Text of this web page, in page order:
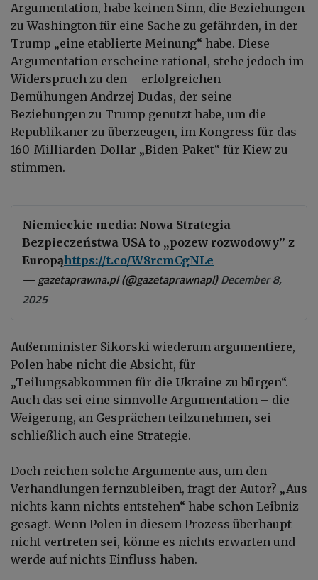
Argumentation, habe keinen Sinn, die Beziehungen
zu Washington für eine Sache zu gefährden, in der
Trump „eine etablierte Meinung“ habe. Diese
Argumentation erscheine rational, stehe jedoch im
Widerspruch zu den – erfolgreichen –
Bemühungen Andrzej Dudas, der seine
Beziehungen zu Trump genutzt habe, um die
Republikaner zu überzeugen, im Kongress für das
160-Milliarden-Dollar-„Biden-Paket“ für Kiew zu
stimmen.
Niemieckie media: Nowa Strategia
Bezpieczeństwa USA to „pozew rozwodowy” z
Europąhttps://t.co/W8rcmCgNLe
— gazetaprawna.pl (@gazetaprawnapl)December 8,
2025
Außenminister Sikorski wiederum argumentiere,
Polen habe nicht die Absicht, für
„Teilungsabkommen für die Ukraine zu bürgen“.
Auch das sei eine sinnvolle Argumentation – die
Weigerung, an Gesprächen teilzunehmen, sei
schließlich auch eine Strategie.
Doch reichen solche Argumente aus, um den
Verhandlungen fernzubleiben, fragt der Autor? „Aus
nichts kann nichts entstehen“ habe schon Leibniz
gesagt. Wenn Polen in diesem Prozess überhaupt
nicht vertreten sei, könne es nichts erwarten und
werde auf nichts Einfluss haben.